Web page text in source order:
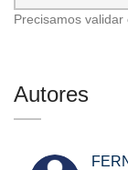
Precisamos validar
Autores